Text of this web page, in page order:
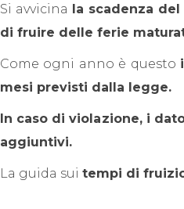
Si avvicina la scadenza
di fruire delle ferie
Come ogni anno è questo
mesi previsti dalla legge.
In caso di violazione, i
aggiuntivi.
La guida sui tempi di